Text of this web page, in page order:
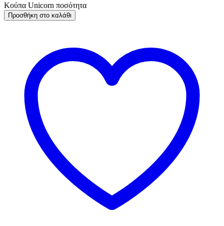
Κούπα Unicorn ποσότητα
Προσθήκη στο καλάθι